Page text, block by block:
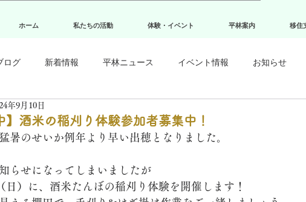
ホーム 私たちの活動 体験・イベント 平林案内 移住
ログ 新着情報 平林ニュース イベント情報 お知らせ
】酒米の稲刈り体験参加者募集中！
年9月10日
暑のせいか例年より早い出穂となりました。
らせになってしまいましたが
日）に、酒米たんぼの稲刈り体験を開催します！